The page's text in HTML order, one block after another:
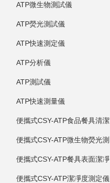
ATP微生物測試儀
ATP熒光測試儀
ATP快速測定儀
ATP分析儀
ATP測試儀
ATP快速測量儀
便攜式CSY-ATP潔凈度測定儀